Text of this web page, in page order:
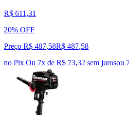
R$ 611,31
20% OFF
Preço R$ 487,58R$ 487,58
no Pix Ou 7x de R$ 73,32 sem jurosou